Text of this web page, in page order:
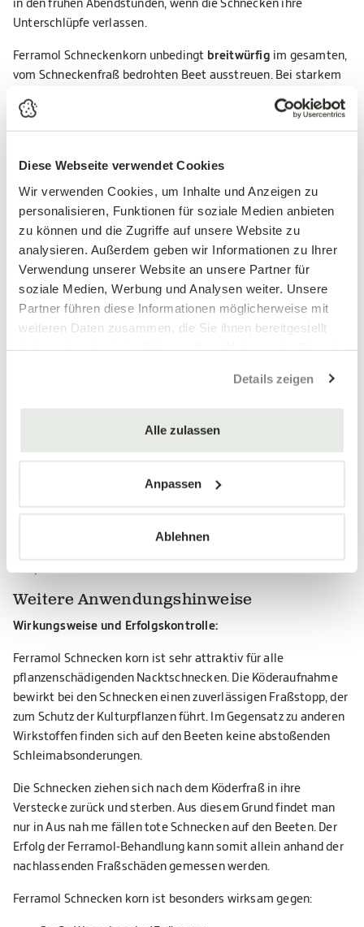
Diese Webseite verwendet Cookies
Wir verwenden Cookies, um Inhalte und Anzeigen zu
personalisieren, Funktionen für soziale Medien anbieten
zu können und die Zugriffe auf unsere Website zu
analysieren. Außerdem geben wir Informationen zu Ihrer
Verwendung unserer Website an unsere Partner für
soziale Medien, Werbung und Analysen weiter. Unsere
Partner führen diese Informationen möglicherweise mit
weiteren Daten zusammen, die Sie ihnen bereitgestellt
Details zeigen
Alle zulassen
Anpassen
Ablehnen
in den frühen Abendstunden, wenn die Schnecken ihre
Unterschlüpfe verlassen.
Ferramol Schneckenkorn unbedingt breitwürfig im gesamten,
vom Schneckenfraß bedrohten Beet ausstreuen. Bei starkem
Befall auch die angrenzenden Beete, in die sich die Schnecken
zurückziehen, mitbehandeln. Ferramol keinesfalls in Häufchen
oder nur ringförmig um einige Pflanzen ausstreuen.
Ist der Köder am nächsten Tag ganz oder in Teilbereichen
weggefressen, muss
nachgestreut
werden. Auf diese Weise
werden auch die neu hinzukriechenden Schnecken mit erfasst.
Bei trockener Bodenoberfläche sollte die behandelte Fläche
einmal kurz gewässert werden. Die Köderpellets nehmen so
Wasser auf und sind attraktiver. Bei starkem Schneckendruck
Beete direkt nach der Pflanzung abstreuen.
Ist die Bodenoberfläche sehr grobkrümelig, so empfiehlt es
sich, den Boden möglichst zu glätten. Hierdurch wird
und so nicht mehr von den Schnecken erreicht wird.
Anwendungsgebiete und -bestimmungen:
Weitere Anwendungshinweise
Wirkungsweise und Erfolgskontrolle:
Ferramol Schnecken korn ist sehr attraktiv für alle
pflanzenschädigenden Nacktschnecken. Die Köderaufnahme
bewirkt bei den Schnecken einen zuverlässigen Fraßstopp, der
zum Schutz der Kulturpflanzen führt. Im Gegensatz zu anderen
Wirkstoffen finden sich auf den Beeten keine abstoßenden
Schleimabsonderungen.
Die Schnecken ziehen sich nach dem Köderfraß in ihre
Verstecke zurück und sterben. Aus diesem Grund findet man
nur in Aus nah me fällen tote Schnecken auf den Beeten. Der
Erfolg der Ferramol-Behandlung kann somit allein anhand der
nachlassenden Fraßschäden gemessen werden.
Ferramol Schnecken korn ist besonders wirksam gegen: